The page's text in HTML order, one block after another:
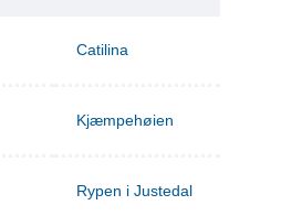
Catilina
Kjæmpehøien
Rypen i Justedal